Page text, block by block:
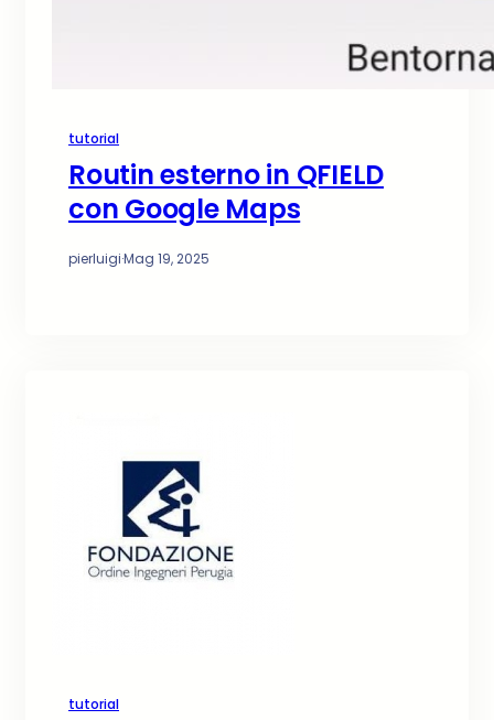
tutorial
Routin esterno in QFIELD
con Google Maps
pierluigi·Mag 19, 2025
tutorial